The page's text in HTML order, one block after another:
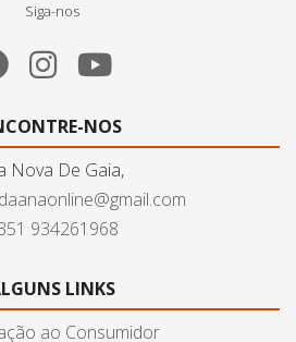
Siga-nos
NOS
Nova De Gaia,
934261968
LINKS
ao Consumidor